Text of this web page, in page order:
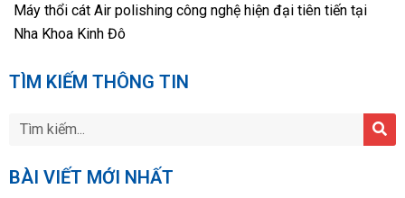
Máy thổi cát Air polishing công nghệ hiện đại tiên tiến tại
Nha Khoa Kinh Đô
TÌM KIẾM THÔNG TIN
BÀI VIẾT MỚI NHẤT